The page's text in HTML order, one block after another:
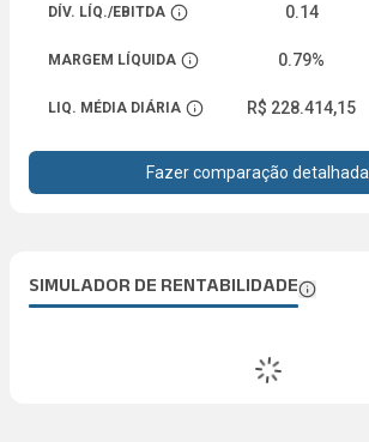
DÍV. LÍQ./EBITDA
Abrir descrição
0.14
MARGEM LÍQUIDA
Abrir descrição
0.79%
LIQ. MÉDIA DIÁRIA
Abrir descrição
R$ 228.414,15
Fazer comparação detalhada
SIMULADOR DE RENTABILIDADE